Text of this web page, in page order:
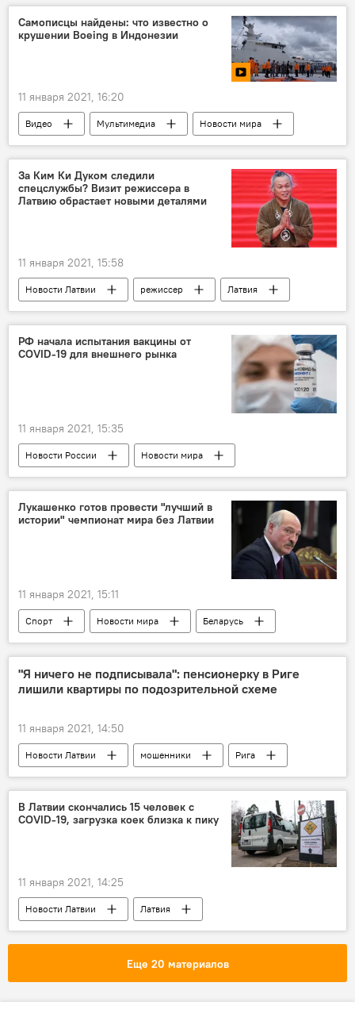
Самописцы найдены: что известно о
крушении Boeing в Индонезии
11 января 2021, 16:20
Видео Мультимедиа
Новости мира
самолет
авиабезопасность
Индонезия
За Ким Ки Дуком следили
спецслужбы? Визит режиссера в
Латвию обрастает новыми деталями
11 января 2021, 15:58
Новости Латвии режиссер
Латвия
смерть
Служба государственной безопасности
коронавирус
РФ начала испытания вакцины от
COVID-19 для внешнего рынка
11 января 2021, 15:35
Новости России
Новости мира
вакцина
коронавирус
Россия
исследование
Лукашенко готов провести "лучший в
истории" чемпионат мира без Латвии
11 января 2021, 15:11
Спорт Новости мира
Беларусь
Рене Фазель
Александр Лукашенко
Международная федерация хоккея
"Я ничего не подписывала": пенсионерку в Риге
лишили квартиры по подозрительной схеме
11 января 2021, 14:50
Новости Латвии мошенники Рига
В Латвии скончались 15 человек с
COVID-19, загрузка коек близка к пику
11 января 2021, 14:25
Новости Латвии
Латвия
коронавирус
Еще 20 материалов